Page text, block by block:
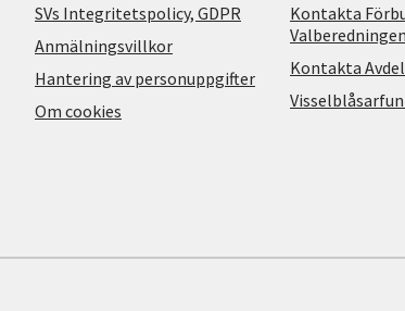
SVs Integritetspolicy, GDPR
Anmälningsvillkor
Hantering av personuppgifter
Om cookies
Kontakta
Valberedningen
Kontakta